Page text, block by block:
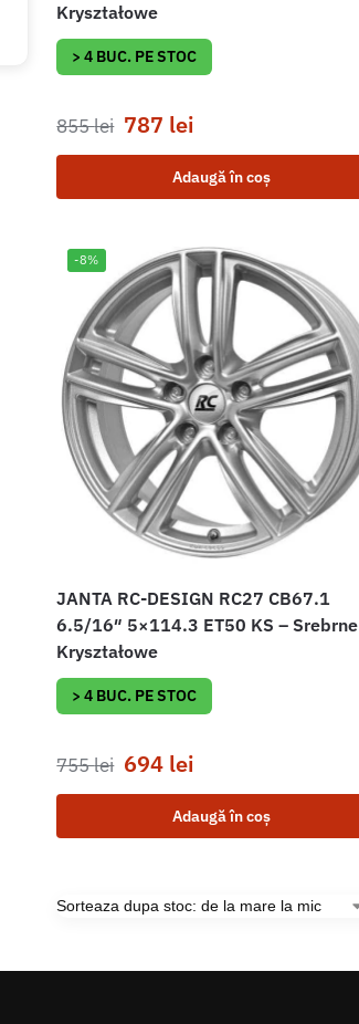
Kryształowe
> 4 BUC. PE STOC
855lei 787 lei
Adaugă în coș
-8%
JANTA RC-DESIGN RC27 CB67.1
6.5/16″ 5×114.3 ET50 KS – Srebrne
Kryształowe
> 4 BUC. PE STOC
755lei 694 lei
Adaugă în coș